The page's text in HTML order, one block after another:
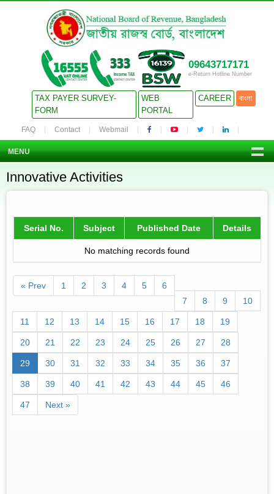
09643717171
e-Return Hotline Number
TAX PAYER SURVEY-
FORM
WEB
PORTAL
CAREER বাংলা
FAQ Contact Webmail
MENU
Innovative Activities
Serial No. Subject Published Date Details
No matching records found
« Prev 1 2 3 4 5
6
7
8 9 10
11 12 13 14 15 16 17 18 19
20 21 22 23 24 25 26 27 28
29 30 31 32 33 34 35 36 37
38 39 40 41 42 43 44 45 46
47 Next »